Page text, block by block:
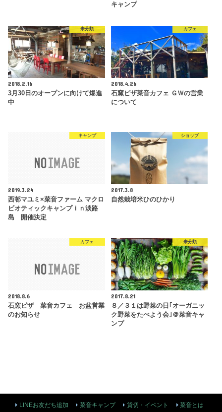
キャンプ
未分類
2018.2.16
3月30日のオープンに向けて爆進
中
カフェ
2018.4.26
石窯ピザ菜音カフェ ＧＷの営業
について
キャンプ
2019.3.24
西邨マユミ×菜音ファーム マクロ
ビオティックキャンプｉｎ淡路
島 開催決定
ショップ
2017.3.8
自然栽培米ひのひかり
カフェ
2018.8.6
石窯ピザ 菜音カフェ お盆営業
のお知らせ
未分類
2017.8.21
８／３１は野菜の日｢オーガニッ
ク野菜をたべよう会｣＠菜音キャ
ンプ
LINEお友だち追加 菜音キャンプ 貸切・イベント 菜音とは